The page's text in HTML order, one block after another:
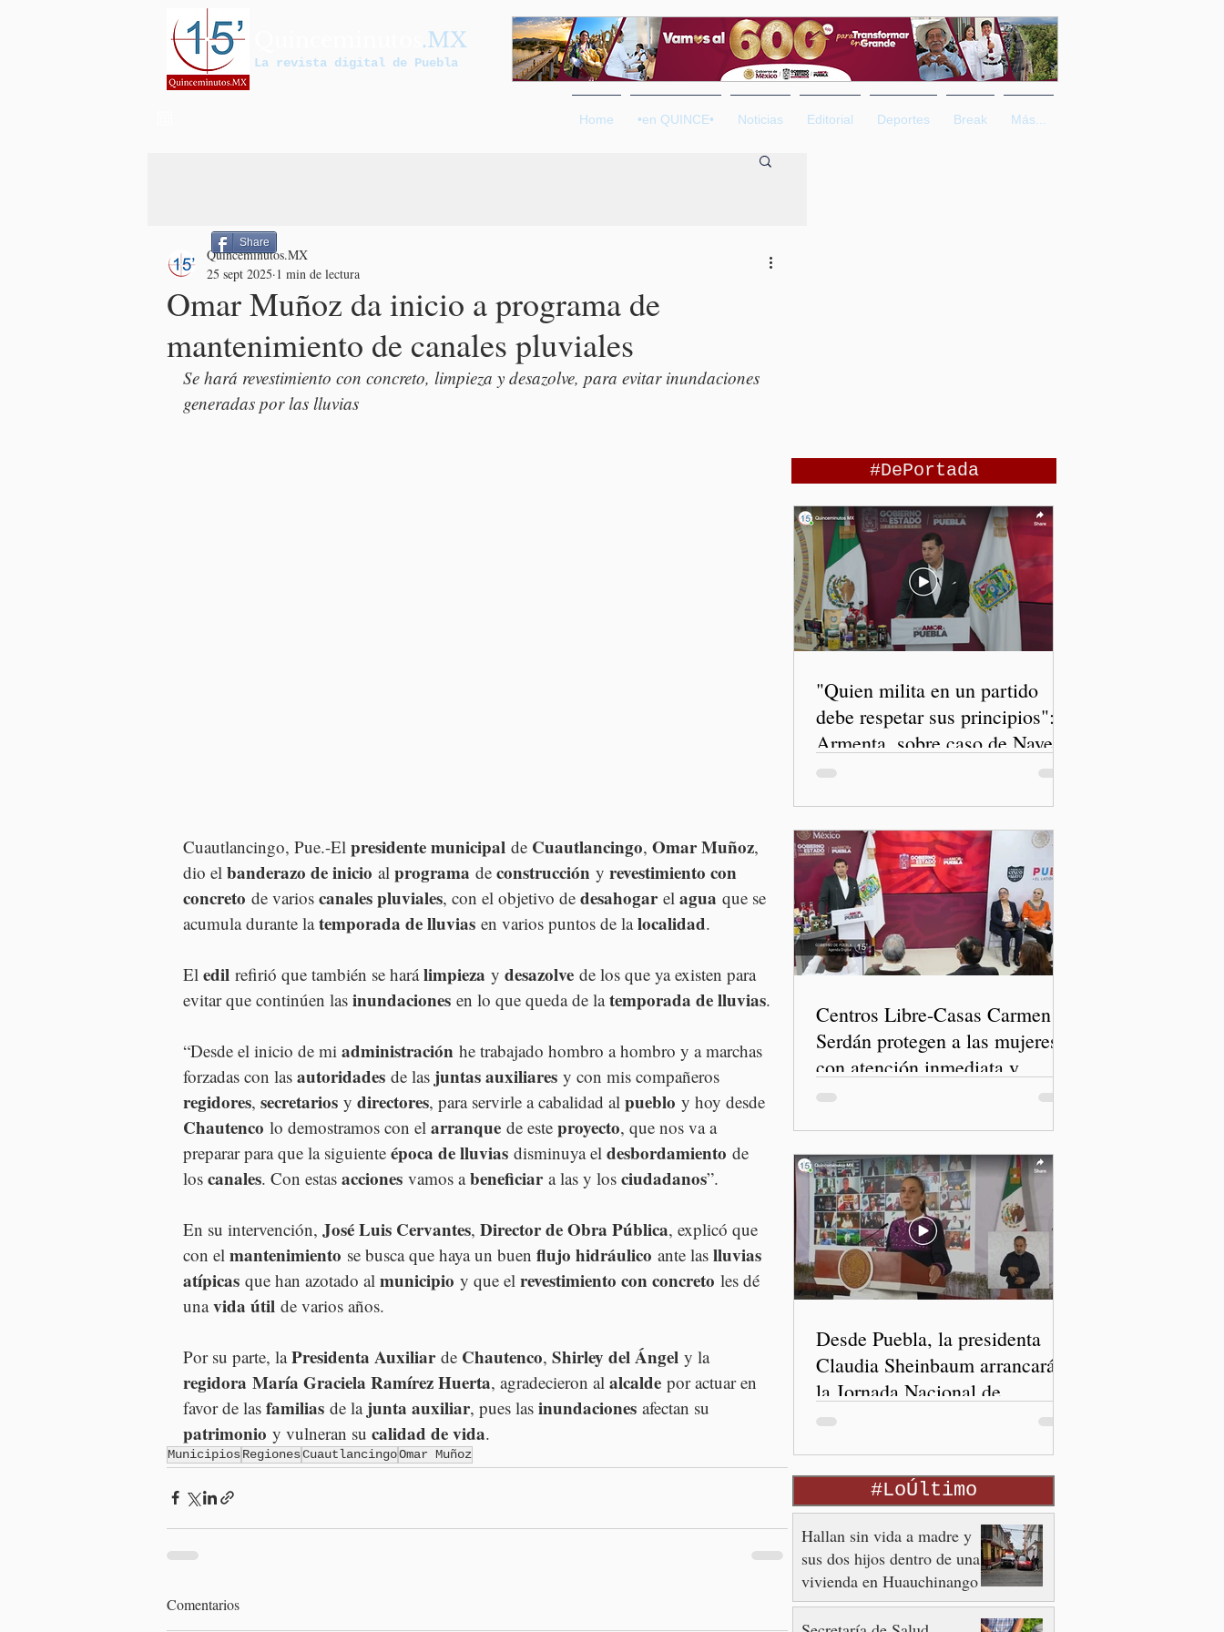
.MX
La revista digital de Puebla
Home •en QUINCE• Noticias Editorial Deportes Break Más...
Omar Muñoz da inicio a programa de
mantenimiento de canales pluviales
Quinceminutos.MX
25 sept 2025 1 min de lectura
Se hará revestimiento con concreto, limpieza y desazolve, para evitar inundaciones
generadas por las lluvias
Cuautlancingo, Pue.-El presidente municipal de Cuautlancingo, Omar Muñoz,
dio el banderazo de inicio al programa de construcción y revestimiento con
concreto de varios canales pluviales, con el objetivo de desahogar el agua que se
acumula durante la temporada de lluvias en varios puntos de la localidad.
El edil refirió que también se hará limpieza y desazolve de los que ya existen para
evitar que continúen las inundaciones en lo que queda de la temporada de lluvias.
“Desde el inicio de mi administración he trabajado hombro a hombro y a marchas
forzadas con las autoridades de las juntas auxiliares y con mis compañeros
regidores, secretarios y directores, para servirle a cabalidad al pueblo y hoy desde
Chautenco lo demostramos con el arranque de este proyecto, que nos va a
preparar para que la siguiente época de lluvias disminuya el desbordamiento de
los canales. Con estas acciones vamos a beneficiar a las y los ciudadanos”.
En su intervención, José Luis Cervantes, Director de Obra Pública, explicó que
con el mantenimiento se busca que haya un buen flujo hidráulico ante las lluvias
atípicas que han azotado al municipio y que el revestimiento con concreto les dé
una vida útil de varios años.
Por su parte, la Presidenta Auxiliar de Chautenco, Shirley del Ángel y la
regidora María Graciela Ramírez Huerta, agradecieron al alcalde por actuar en
favor de las familias de la junta auxiliar, pues las inundaciones afectan su
patrimonio y vulneran su calidad de vida.
MunicipiosRegionesCuautlancingoOmar Muñoz
Comentarios
Share
#DePortada
"Quien milita en un partido
debe respetar sus principios":
Armenta, sobre caso de Nayeli
Salvatori y Graciela Palomares
Centros Libre-Casas Carmen
Serdán protegen a las mujeres
con atención inmediata y
disminuyen feminicidios
Desde Puebla, la presidenta
Claudia Sheinbaum arrancará
la Jornada Nacional de
Reforestación
#LoÚltimo
Hallan sin vida a madre y
sus dos hijos dentro de una
vivienda en Huauchinango